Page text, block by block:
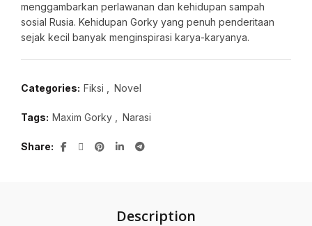
menggambarkan perlawanan dan kehidupan sampah
sosial Rusia. Kehidupan Gorky yang penuh penderitaan
sejak kecil banyak menginspirasi karya-karyanya.
Categories: Fiksi Novel
Tags: Maxim Gorky Narasi
Share
Description